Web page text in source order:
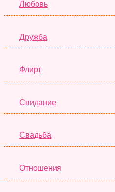
Любовь
Дружба
Флирт
Свидание
Свадьба
Отношения